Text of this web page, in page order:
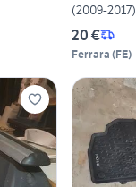
(2009-2017)
20 €
Ferrara (FE)